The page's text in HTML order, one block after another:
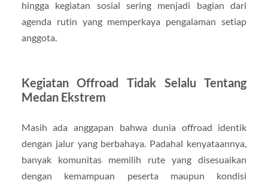
hingga kegiatan sosial sering menjadi bagian dari
agenda rutin yang memperkaya pengalaman setiap
anggota.
Kegiatan Offroad Tidak Selalu Tentang
Medan Ekstrem
Masih ada anggapan bahwa dunia offroad identik
dengan jalur yang berbahaya. Padahal kenyataannya,
banyak komunitas memilih rute yang disesuaikan
dengan kemampuan peserta maupun kondisi